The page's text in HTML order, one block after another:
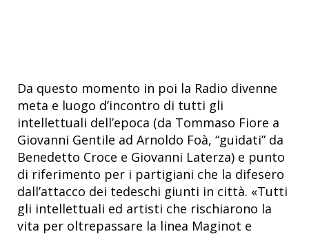
Da questo momento in poi la Radio divenne
meta e luogo d’incontro di tutti gli
intellettuali dell’epoca (da Tommaso Fiore a
Giovanni Gentile ad Arnoldo Foà, “guidati” da
Benedetto Croce e Giovanni Laterza) e punto
di riferimento per i partigiani che la difesero
dall’attacco dei tedeschi giunti in città. «Tutti
gli intellettuali ed artisti che rischiarono la
vita per oltrepassare la linea Maginot e